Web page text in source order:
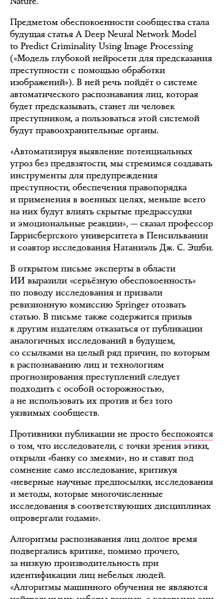
Предметом обеспокоенности сообщества стала
будущая статья A Deep Neural Network Model
to Predict Criminality Using Image Processing
(«Модель глубокой нейросети для предсказания
преступности с помощью обработки
изображений»). В ней речь пойдёт о системе
автоматического распознавания лиц, которая
будет предсказывать, станет ли человек
преступником, а пользоваться этой системой
будут правоохранительные органы.
«Автоматизируя выявление потенциальных
угроз без предвзятости, мы стремимся создавать
инструменты для предупреждения
преступности, обеспечения правопорядка
и применения в военных целях, меньше всего
на них будут влиять скрытые предрассудки
и эмоциональные реакции», — сказал профессор
Гаррисбергского университета в Пенсильвании
и соавтор исследования Натаниэль Дж. С. Эшби.
В открытом письме эксперты в области
ИИ выразили «серьёзную обеспокоенность»
по поводу исследования и призвали
ревизионную комиссию Springer отозвать
статью. В письме также содержится призыв
к другим издателям отказаться от публикации
аналогичных исследований в будущем,
со ссылками на целый ряд причин, по которым
к распознаванию лиц и технологиям
прогнозирования преступлений следует
подходить с особой осторожностью,
а не использовать их против и без того
уязвимых сообществ.
Противники публикации не просто беспокоятся
о том, что исследователи, с точки зрения этики,
открыли «банку со змеями», но и ставят под
сомнение само исследование, критикуя
«неверные научные предпосылки, исследования
и методы, которые многочисленные
исследования в соответствующих дисциплинах
опровергали годами».
Алгоритмы распознавания лиц долгое время
подвергались критике, помимо прочего,
за низкую производительность при
идентификации лиц небелых людей.
«Алгоритмы машинного обучения не являются